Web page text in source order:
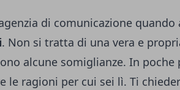
di comunicazione
. Non si tratta di una vera e
alcune somiglianze. In poche
le ragioni per cui sei lì. Ti